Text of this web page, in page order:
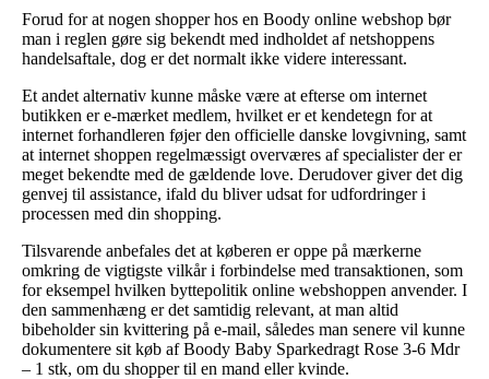
Forud for at nogen shopper hos en Boody online webshop bør
man i reglen gøre sig bekendt med indholdet af netshoppens
handelsaftale, dog er det normalt ikke videre interessant.
Et andet alternativ kunne måske være at efterse om internet
butikken er e-mærket medlem, hvilket er et kendetegn for at
internet forhandleren føjer den officielle danske lovgivning, samt
at internet shoppen regelmæssigt overværes af specialister der er
meget bekendte med de gældende love. Derudover giver det dig
genvej til assistance, ifald du bliver udsat for udfordringer i
processen med din shopping.
Tilsvarende anbefales det at køberen er oppe på mærkerne
omkring de vigtigste vilkår i forbindelse med transaktionen, som
for eksempel hvilken byttepolitik online webshoppen anvender. I
den sammenhæng er det samtidig relevant, at man altid
bibeholder sin kvittering på e-mail, således man senere vil kunne
dokumentere sit køb af Boody Baby Sparkedragt Rose 3-6 Mdr
– 1 stk, om du shopper til en mand eller kvinde.